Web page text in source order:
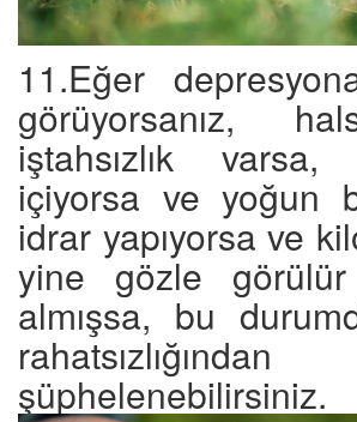
11.Eğer
görüyorsanız,
iştahsızlık
içiyorsa ve yoğun
idrar yapıyorsa ve
yine gözle
almışsa, bu
rahatsızlığından
şüphelenebilirsiniz.